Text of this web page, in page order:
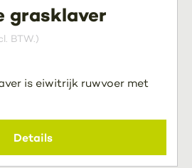
grasklaver
BTW.)
is eiwitrijk ruwvoer met
Details